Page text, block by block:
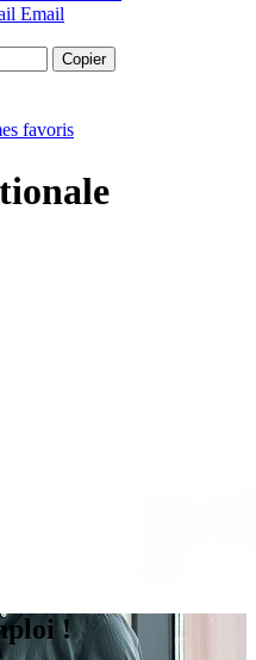
Email
Copier
favoris
!